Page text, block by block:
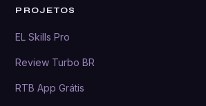
PROJETOS
EL Skills Pro
Review Turbo BR
RTB App Grátis